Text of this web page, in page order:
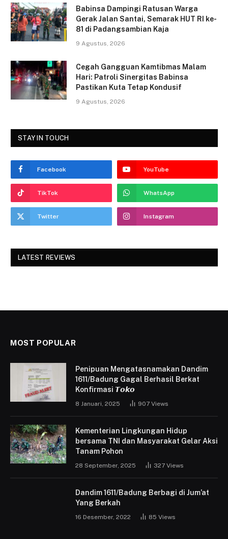
o
k
Babinsa Dampingi Ratusan Warga
Gerak Jalan Santai, Semarak HUT RI ke-
81 di Padangsambian Kaja
9 Agustus, 2026
Cegah Gangguan Kamtibmas Malam
Hari: Patroli Sinergitas Babinsa
Pastikan Kuta Tetap Kondusif
9 Agustus, 2026
STAY IN TOUCH
Facebook YouTube
TikTok WhatsApp
Twitter Instagram
LATEST REVIEWS
MOST POPULAR
Penipuan Mengatasnamakan Dandim
1611/Badung Gagal Berhasil Berkat
Konfirmasi 𝙏𝙤𝙠𝙤
8 Januari, 2025 907 Views
Kementerian Lingkungan Hidup
bersama TNI dan Masyarakat Gelar Aksi
Tanam Pohon
28 September, 2025 327 Views
Dandim 1611/Badung Berbagi di Jum’at
Yang Berkah
16 Desember, 2022 85 Views